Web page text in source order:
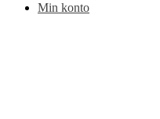
Min konto